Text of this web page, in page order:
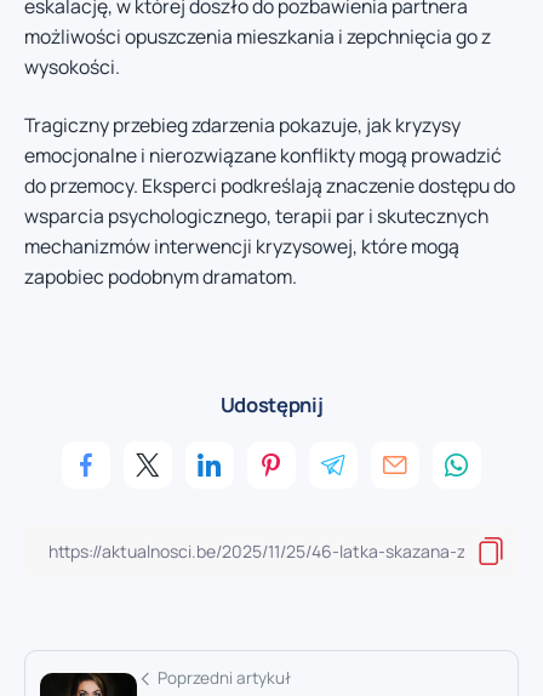
eskalację, w której doszło do pozbawienia partnera
możliwości opuszczenia mieszkania i zepchnięcia go z
wysokości.
Tragiczny przebieg zdarzenia pokazuje, jak kryzysy
emocjonalne i nierozwiązane konflikty mogą prowadzić
do przemocy. Eksperci podkreślają znaczenie dostępu do
wsparcia psychologicznego, terapii par i skutecznych
mechanizmów interwencji kryzysowej, które mogą
zapobiec podobnym dramatom.
Udostępnij
Poprzedni artykuł